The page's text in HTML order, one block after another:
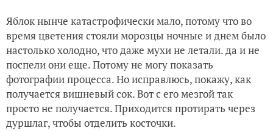
Яблок нынче катастрофически мало, потому что во
время цветения стояли морозцы ночные и днем было
настолько холодно, что даже мухи не летали. да и не
поспели они еще. Потому не могу показать
фотографии процесса. Но исправлюсь, покажу, как
получается вишневый сок. Вот с его мезгой так
просто не получается. Приходится протирать через
дуршлаг, чтобы отделить косточки.